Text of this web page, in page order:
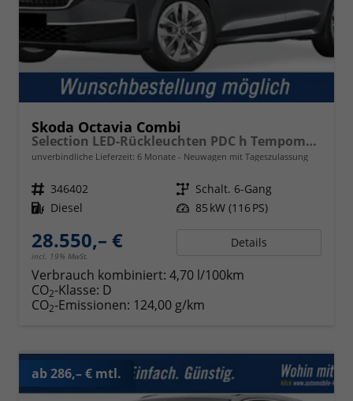
Skoda Octavia Combi
Selection LED-Rückleuchten PDC h Tempomat Lane Assist 2-Zonen Klimaauto. Sitzheizung v
unverbindliche Lieferzeit: 6 Monate Neuwagen mit Tageszulassung
Fahrzeugnr. 346402 Getriebe Schalt. 6-Gang
Kraftstoff Diesel Leistung 85 kW (116 PS)
28.550,– €
incl. 19% MwSt.
Details
Verbrauch kombiniert: 4,70 l/100km
CO2-Klasse: D
CO2-Emissionen: 124,00 g/km
ab 286,– € mtl.